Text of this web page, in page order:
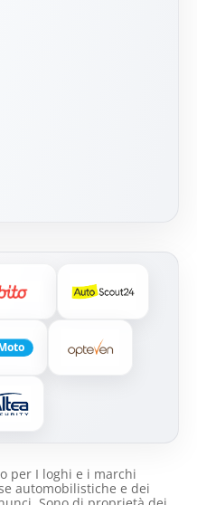
per I loghi e i marchi
automobilistiche e dei